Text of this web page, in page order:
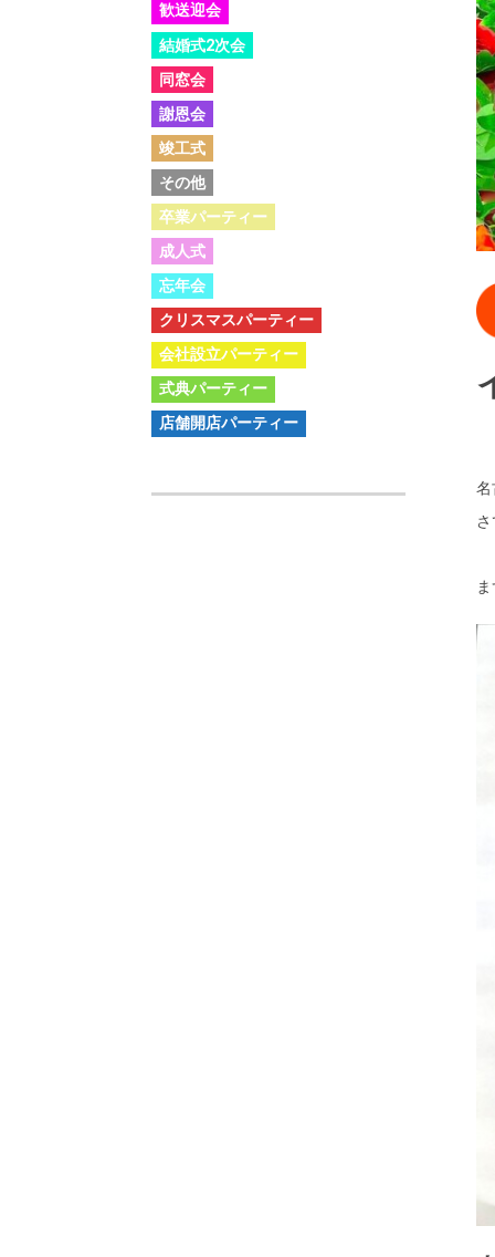
歓送迎会
結婚式2次会
同窓会
謝恩会
竣工式
その他
卒業パーティー
成人式
忘年会
クリスマスパーティー
会社設立パーティー
式典パーティー
店舗開店パーティー